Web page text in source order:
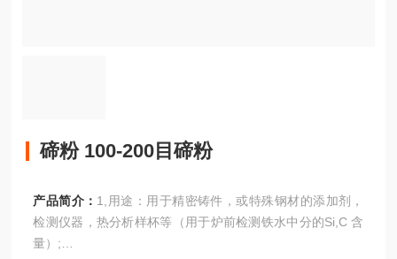
碲粉 100-200目碲粉
产品简介： 1,用途：用于精密铸件，或特殊钢材的添加剂，
检测仪器，热分析样杯等（用于炉前检测铁水中分的Si,C 含
量）;